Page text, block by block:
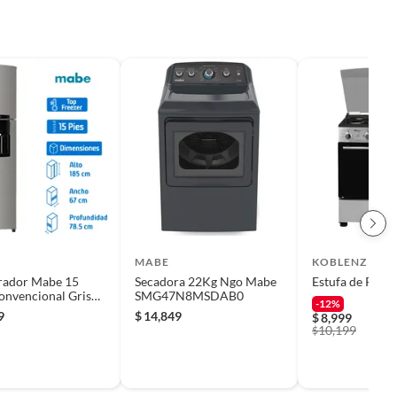
Mabe 15
Gris
MABE
Secadora 22Kg Ngo Mabe
SMG47N8MSDAB0
$14,849
KOBLENZ
Estufa de Piso
-12%
$8,999
$10,199